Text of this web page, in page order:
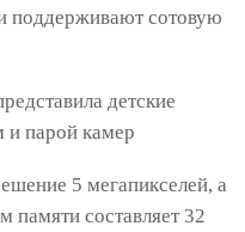
поддерживают сотовую
5 мегапикселей, а
памяти составляет 32